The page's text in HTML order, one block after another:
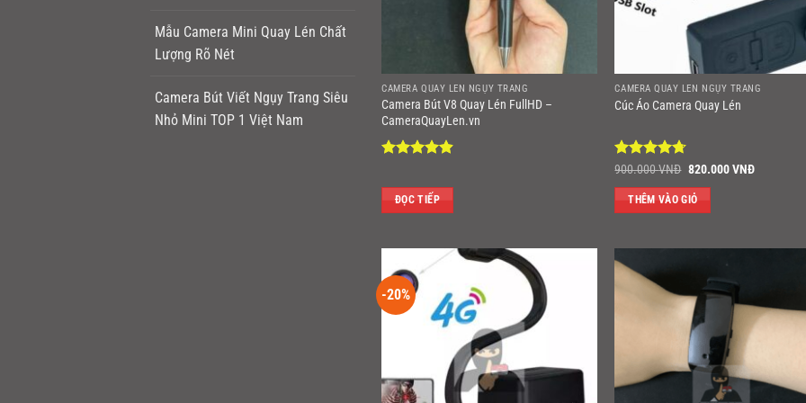
Mẫu Camera Mini Quay Lén Chất
Lượng Rõ Nét
Camera Bút Viết Ngụy Trang Siêu
Nhỏ Mini TOP 1 Việt Nam
CAMERA QUAY LÉN NGỤY TRANG
Camera Bút V8 Quay Lén FullHD –
CameraQuayLen.vn
5 sao
ĐỌC TIẾP
CAMERA QUAY LÉN NGỤY TRANG
Cúc Áo Camera Quay Lén
Được xếp
5 sao
900.000VNĐ Giá
là:
900.000 VNĐ.
820.000VNĐGiá
THÊM VÀO GIỎ
-20%